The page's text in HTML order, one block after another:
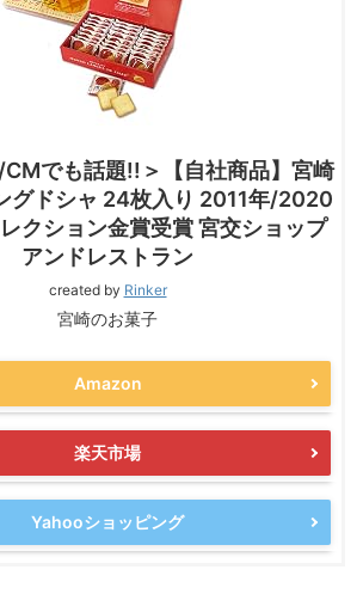
でも話題!!＞【自社商品】宮崎
グドシャ 24枚入り 2011年/2020
クション金賞受賞 宮交ショップ
アンドレストラン
created by Rinker
宮崎のお菓子
Amazon
楽天市場
Yahooショッピング